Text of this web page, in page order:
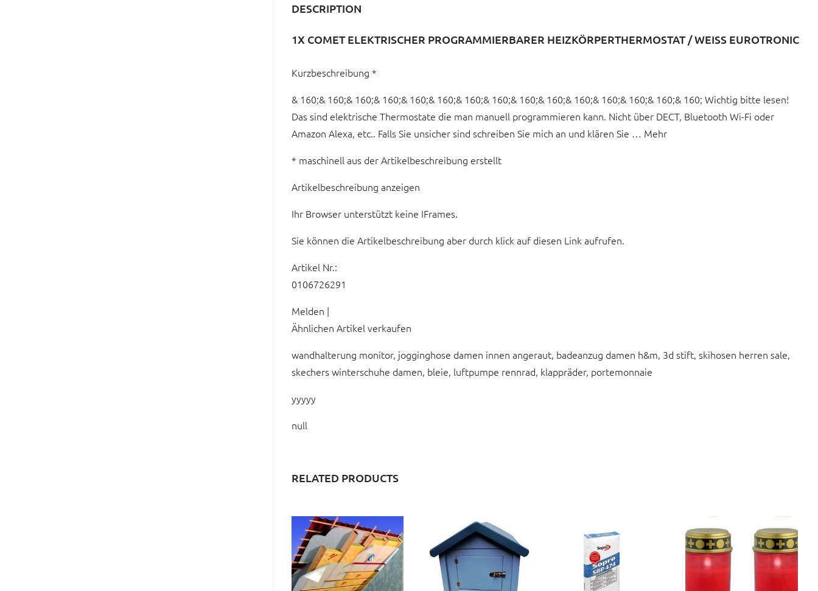
DESCRIPTION
1X COMET ELEKTRISCHER PROGRAMMIERBARER HEIZKÖRPERTHERMOSTAT / WEISS EUROTRONIC
Kurzbeschreibung *
& 160;& 160;& 160;& 160;& 160;& 160;& 160;& 160;& 160;& 160;& 160;& 160;& 160;& 160;& 160; Wichtig bitte lesen!
Das sind elektrische Thermostate die man manuell programmieren kann. Nicht über DECT, Bluetooth Wi-Fi oder
Amazon Alexa, etc.. Falls Sie unsicher sind schreiben Sie mich an und klären Sie … Mehr
* maschinell aus der Artikelbeschreibung erstellt
Artikelbeschreibung anzeigen
Ihr Browser unterstützt keine IFrames.
Sie können die Artikelbeschreibung aber durch klick auf diesen Link aufrufen.
Artikel Nr.:
0106726291
Melden |
Ähnlichen Artikel verkaufen
wandhalterung monitor, jogginghose damen innen angeraut, badeanzug damen h&m, 3d stift, skihosen herren sale,
skechers winterschuhe damen, bleie, luftpumpe rennrad, klappräder, portemonnaie
yyyyy
null
RELATED PRODUCTS